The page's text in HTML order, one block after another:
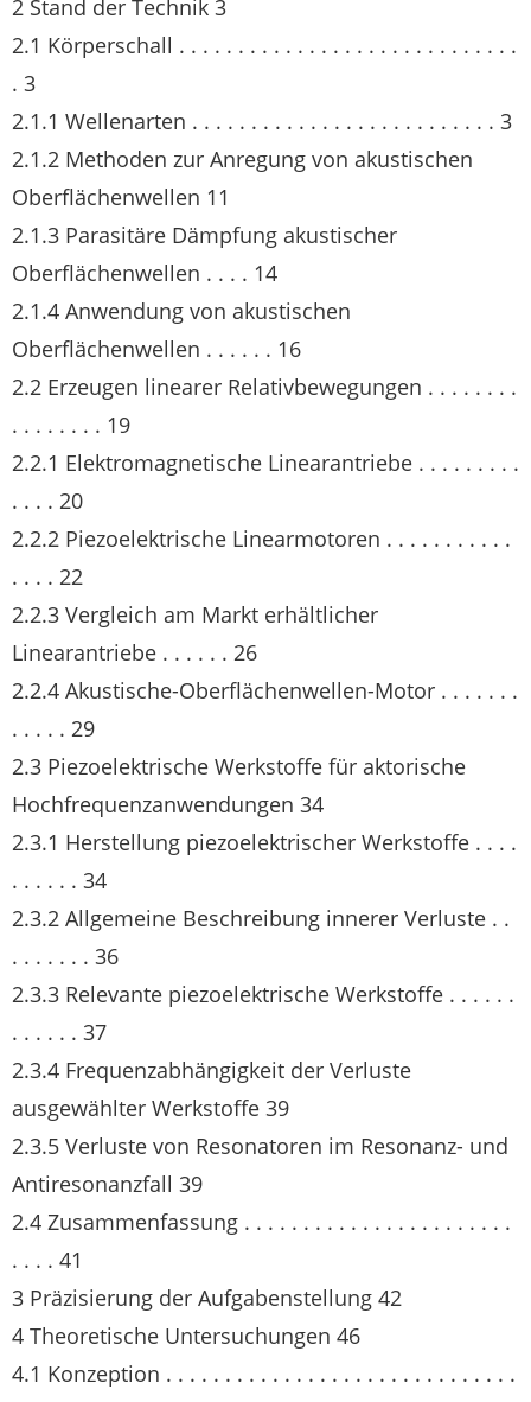
2 Stand der Technik 3
2.1 Körperschall . . . . . . . . . . . . . . . . . . . . . . . . . . . . .
. 3
2.1.1 Wellenarten . . . . . . . . . . . . . . . . . . . . . . . . . . 3
2.1.2 Methoden zur Anregung von akustischen
Oberflächenwellen 11
2.1.3 Parasitäre Dämpfung akustischer
Oberflächenwellen . . . . 14
2.1.4 Anwendung von akustischen
Oberflächenwellen . . . . . . 16
2.2 Erzeugen linearer Relativbewegungen . . . . . . . .
. . . . . . . . 19
2.2.1 Elektromagnetische Linearantriebe . . . . . . . . .
. . . . 20
2.2.2 Piezoelektrische Linearmotoren . . . . . . . . . . .
. . . . 22
2.2.3 Vergleich am Markt erhältlicher
Linearantriebe . . . . . . 26
2.2.4 Akustische-Oberflächenwellen-Motor . . . . . . .
. . . . . 29
2.3 Piezoelektrische Werkstoffe für aktorische
Hochfrequenzanwendungen 34
2.3.1 Herstellung piezoelektrischer Werkstoffe . . . .
. . . . . . 34
2.3.2 Allgemeine Beschreibung innerer Verluste . .
. . . . . . . 36
2.3.3 Relevante piezoelektrische Werkstoffe . . . . . .
. . . . . . 37
2.3.4 Frequenzabhängigkeit der Verluste
ausgewählter Werkstoffe 39
2.3.5 Verluste von Resonatoren im Resonanz- und
Antiresonanzfall 39
2.4 Zusammenfassung . . . . . . . . . . . . . . . . . . . . . . .
. . . . 41
3 Präzisierung der Aufgabenstellung 42
4 Theoretische Untersuchungen 46
4.1 Konzeption . . . . . . . . . . . . . . . . . . . . . . . . . . . . . .